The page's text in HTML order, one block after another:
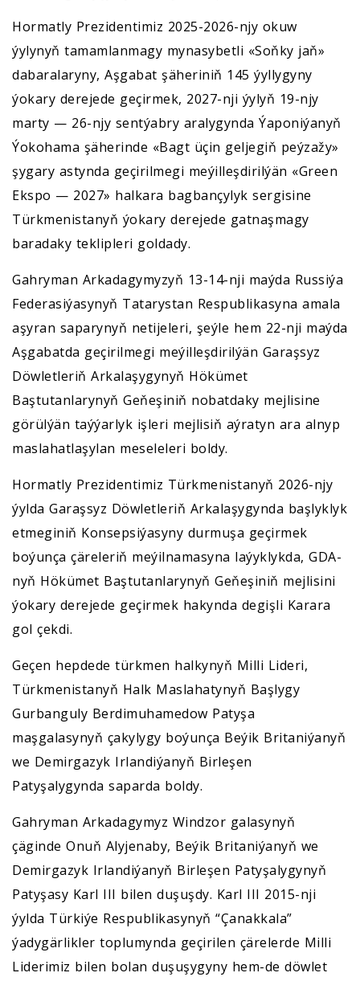
Hormatly Prezidentimiz 2025-2026-njy okuw
ýylynyň tamamlanmagy mynasybetli «Soňky jaň»
dabaralaryny, Aşgabat şäheriniň 145 ýyllygyny
ýokary derejede geçirmek, 2027-nji ýylyň 19-njy
marty — 26-njy sentýabry aralygynda Ýaponiýanyň
Ýokohama şäherinde «Bagt üçin geljegiň peýzažy»
şygary astynda geçirilmegi meýilleşdirilýän «Green
Ekspo — 2027» halkara bagbançylyk sergisine
Türkmenistanyň ýokary derejede gatnaşmagy
baradaky teklipleri goldady.
Gahryman Arkadagymyzyň 13-14-nji maýda Russiýa
Federasiýasynyň Tatarystan Respublikasyna amala
aşyran saparynyň netijeleri, şeýle hem 22-nji maýda
Aşgabatda geçirilmegi meýilleşdirilýän Garaşsyz
Döwletleriň Arkalaşygynyň Hökümet
Baştutanlarynyň Geňeşiniň nobatdaky mejlisine
görülýän taýýarlyk işleri mejlisiň aýratyn ara alnyp
maslahatlaşylan meseleleri boldy.
Hormatly Prezidentimiz Türkmenistanyň 2026-njy
ýylda Garaşsyz Döwletleriň Arkalaşygynda başlyklyk
etmeginiň Konsepsiýasyny durmuşa geçirmek
boýunça çäreleriň meýilnamasyna laýyklykda, GDA-
nyň Hökümet Baştutanlarynyň Geňeşiniň mejlisini
ýokary derejede geçirmek hakynda degişli Karara
gol çekdi.
Geçen hepdede türkmen halkynyň Milli Lideri,
Türkmenistanyň Halk Maslahatynyň Başlygy
Gurbanguly Berdimuhamedow Patyşa
maşgalasynyň çakylygy boýunça Beýik Britaniýanyň
we Demirgazyk Irlandiýanyň Birleşen
Patyşalygynda saparda boldy.
Gahryman Arkadagymyz Windzor galasynyň
çäginde Onuň Alyjenaby, Beýik Britaniýanyň we
Demirgazyk Irlandiýanyň Birleşen Patyşalygynyň
Patyşasy Karl III bilen duşuşdy. Karl III 2015-nji
ýylda Türkiýe Respublikasynyň “Çanakkala”
ýadygärlikler toplumynda geçirilen çärelerde Milli
Liderimiz bilen bolan duşuşygyny hem-de döwlet